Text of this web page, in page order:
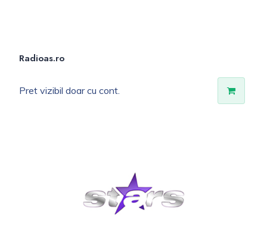
Radioas.ro
Pret vizibil doar cu cont.